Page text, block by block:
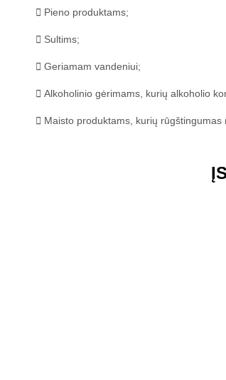
Pieno produktams;
Sultims;
Geriamam vandeniui;
Alkoholinio gėrimams, kurių alkoholio
Maisto produktams, kurių rūgštingumas